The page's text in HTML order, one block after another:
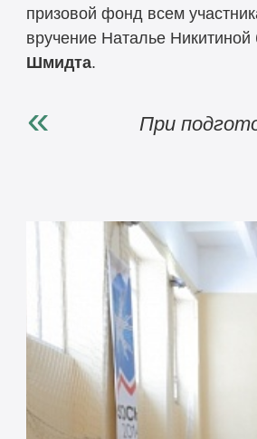
призовой фонд всем
вручение Наталье Никитиной
Шмидта.
При